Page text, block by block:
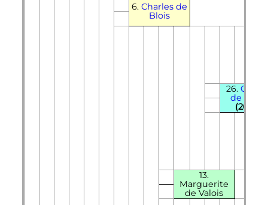
6. Charles de
Blois
26.
de
(26=16)
13.
Marguerite
de Valois